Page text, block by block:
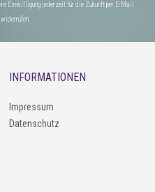
Einwilligung jederzeit für die Zukunft per E-Mail
INFORMATIONEN
Impressum
Datenschutz